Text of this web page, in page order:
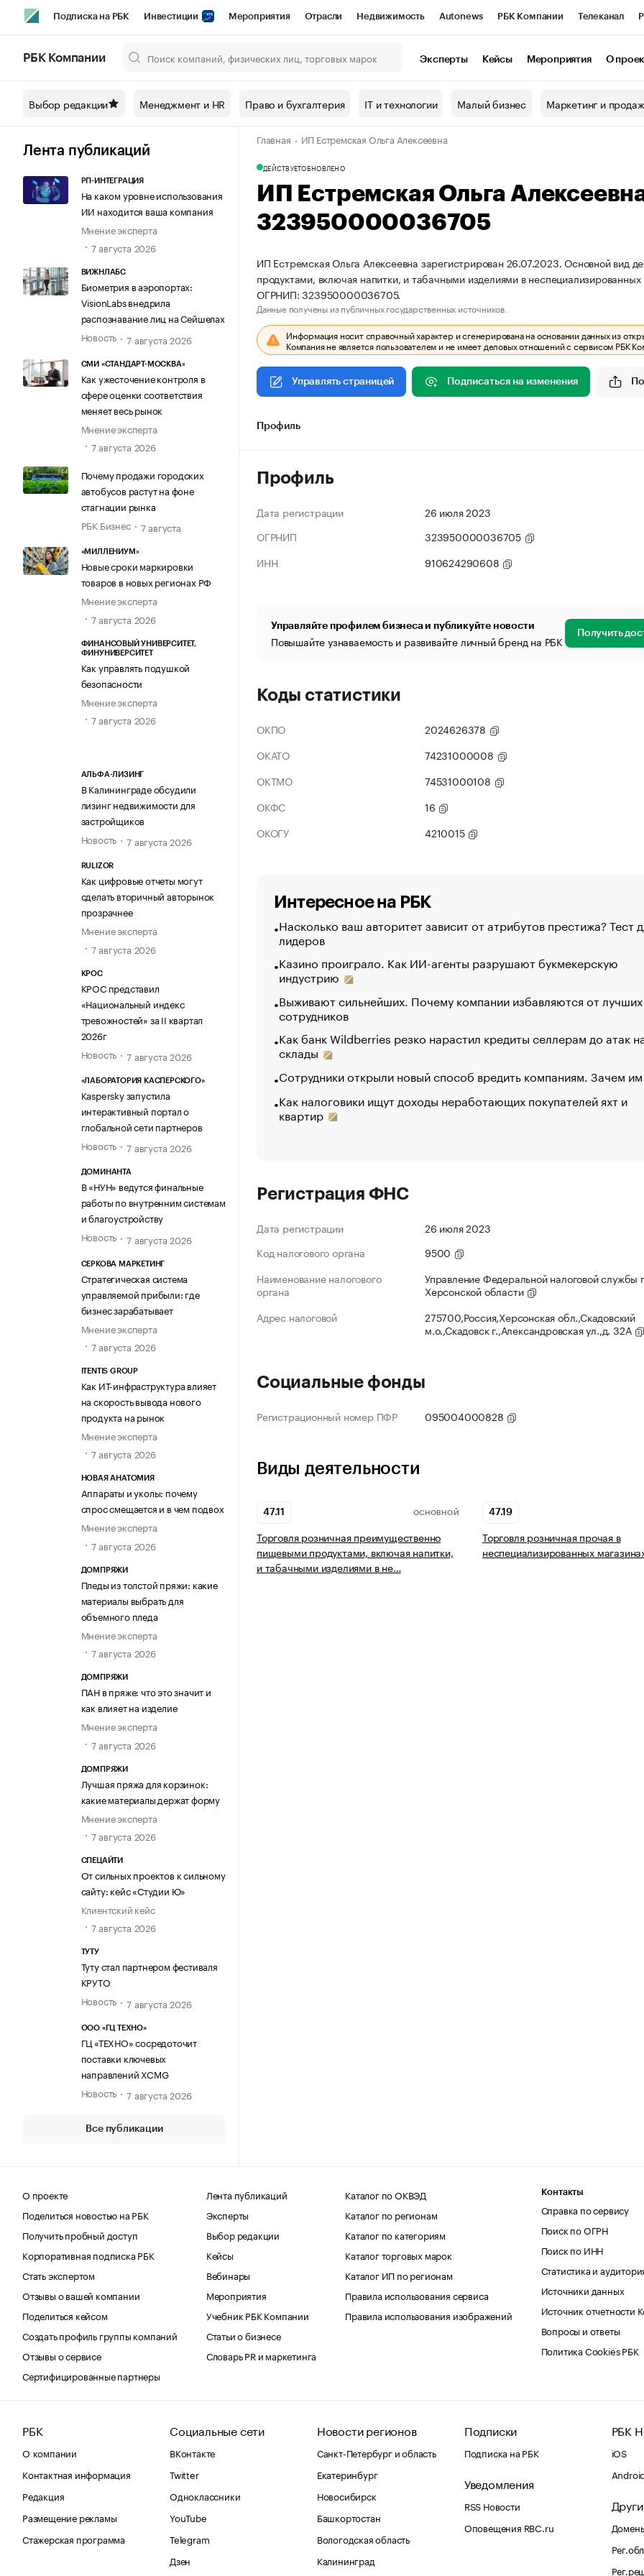
Подписка на РБК Инвестиции Мероприятия Отрасли Недвижимость Autonews РБК Компании Телеканал
Спецпроекты СПб Конференции СПб Спецпроекты Проверка контрагентов
Технологии и медиа Рынок наличной валюты
РБК Компании Эксперты Кейсы Мероприятия О
Выбор редакции Менеджмент и HR Право и бухгалтерия IT и технологии Малый бизнес Маркетинг и
Лента публикаций
РП-ИНТЕГРАЦИЯ
На каком уровне использования
ИИ находится ваша компания
Мнение эксперта
7 августа 2026
ВИЖНЛАБС
Биометрия в аэропортах:
VisionLabs внедрила
распознавание лиц на Сейшелах
Новость
7 августа 2026
СМИ «СТАНДАРТ-МОСКВА»
Как ужесточение контроля в
сфере оценки соответствия
меняет весь рынок
Мнение эксперта
7 августа 2026
Почему продажи городских
автобусов растут на фоне
стагнации рынка
РБК Бизнес
7 августа
«МИЛЛЕНИУМ»
Новые сроки маркировки
товаров в новых регионах РФ
Мнение эксперта
7 августа 2026
ФИНАНСОВЫЙ УНИВЕРСИТЕТ,
ФИНУНИВЕРСИТЕТ
Как управлять подушкой
безопасности
Мнение эксперта
7 августа 2026
АЛЬФА-ЛИЗИНГ
В Калининграде обсудили
лизинг недвижимости для
застройщиков
Новость
7 августа 2026
RULIZOR
Как цифровые отчеты могут
сделать вторичный авторынок
прозрачнее
Мнение эксперта
7 августа 2026
КРОС
КРОС представил
«Национальный индекс
тревожностей» за II квартал
2026г
Новость
7 августа 2026
«ЛАБОРАТОРИЯ КАСПЕРСКОГО»
Kaspersky запустила
интерактивный портал о
глобальной сети партнеров
Новость
7 августа 2026
ДОМИНАНТА
В «НУН» ведутся финальные
работы по внутренним системам
и благоустройству
Новость
7 августа 2026
СЕРКОВА МАРКЕТИНГ
Стратегическая система
управляемой прибыли: где
бизнес зарабатывает
Мнение эксперта
7 августа 2026
ITENTIS GROUP
Как ИТ-инфраструктура влияет
на скорость вывода нового
продукта на рынок
Мнение эксперта
7 августа 2026
НОВАЯ АНАТОМИЯ
Аппараты и уколы: почему
спрос смещается и в чем подвох
Мнение эксперта
7 августа 2026
ДОМПРЯЖИ
Пледы из толстой пряжи: какие
материалы выбрать для
объемного пледа
Мнение эксперта
7 августа 2026
ДОМПРЯЖИ
ПАН в пряже: что это значит и
как влияет на изделие
Мнение эксперта
7 августа 2026
ДОМПРЯЖИ
Лучшая пряжа для корзинок:
какие материалы держат форму
Мнение эксперта
7 августа 2026
СПЕЦАЙТИ
От сильных проектов к сильному
сайту: кейс «Студии Ю»
Клиентский кейс
7 августа 2026
ТУТУ
Туту стал партнером фестиваля
КРУТО
Новость
7 августа 2026
ООО «ГЦ ТЕХНО»
ГЦ «ТЕХНО» сосредоточит
поставки ключевых
направлений XCMG
Новость
7 августа 2026
Все публикации
Главная ИП Естремская Ольга Алексеевна
ДЕЙСТВУЕТОБНОВЛЕНО
ИП Естремская Ольга
323950000036705
ИП Естремская Ольга Алексеевна зарегистрирован 26.07.2023. Основной вид
продуктами, включая напитки, и табачными изделиями в
ОГРНИП: 323950000036705.
Данные получены из публичных государственных источников.
Информация носит справочный характер и сгенерирована на основании данных из
Компания не является пользователем и не имеет деловых отношений с сервисом РБК
Управлять страницей Подписаться на изменения
Профиль
Профиль
Дата регистрации
26 июля 2023
ОГРНИП
323950000036705
ИНН
910624290608
Управляйте профилем бизнеса и публикуйте новости
Повышайте узнаваемость и развивайте личный бренд на РБК Получить
Коды статистики
ОКПО
2024626378
ОКАТО
74231000008
ОКТМО
74531000108
ОКФС
16
ОКОГУ
4210015
Интересное на РБК
Насколько ваш авторитет зависит от атрибутов престижа? Тест
лидеров
Казино проиграло. Как ИИ-агенты разрушают букмекерскую
индустрию
Выживают сильнейших. Почему компании избавляются от лучших
сотрудников
Как банк Wildberries резко нарастил кредиты селлерам до атак
склады
Сотрудники открыли новый способ вредить компаниям. Зачем
Как налоговики ищут доходы неработающих покупателей яхт и
квартир
Регистрация ФНС
Дата регистрации
26 июля 2023
Код налогового органа
9500
Наименование налогового
органа
Управление Федеральной налоговой службы
Херсонской области
Адрес налоговой
275700,Россия,Херсонская обл.,Скадовский
м.о.,Скадовск г.,Александровская ул.,д. 32А
Социальные фонды
Регистрационный номер ПФР 095004000828
Виды деятельности
47.11 ОСНОВНОЙ
Торговля розничная преимущественно
пищевыми продуктами, включая напитки,
и табачными изделиями в не…
47.19
Торговля розничная прочая в
неспециализированных
О проекте
Поделиться новостью на РБК
Получить пробный доступ
Корпоративная подписка РБК
Стать экспертом
Отзывы о вашей компании
Поделиться кейсом
Создать профиль группы компаний
Отзывы о сервисе
Сертифицированные партнеры
Лента публикаций
Эксперты
Выбор редакции
Кейсы
Вебинары
Мероприятия
Учебник РБК Компании
Статьи о бизнесе
Словарь PR и маркетинга
Каталог по ОКВЭД
Каталог по регионам
Каталог по категориям
Каталог торговых марок
Каталог ИП по регионам
Правила использования сервиса
Правила использования изображений
Контакты
Справка по сервису
Поиск по ОГРН
Поиск по ИНН
Статистика и
Источники данных
Источник отчетности
Вопросы и ответы
Политика Cookies РБК
РБК
О компании
Контактная информация
Редакция
Размещение рекламы
Стажерская программа
Социальные сети
ВКонтакте
Twitter
Одноклассники
YouTube
Telegram
Дзен
Новости регионов
Санкт-Петербург и область
Екатеринбург
Новосибирск
Башкортостан
Вологодская область
Калининград
Подписки
Подписка на РБК
Уведомления
RSS Новости
Оповещения RBC.ru
РБК
iOS